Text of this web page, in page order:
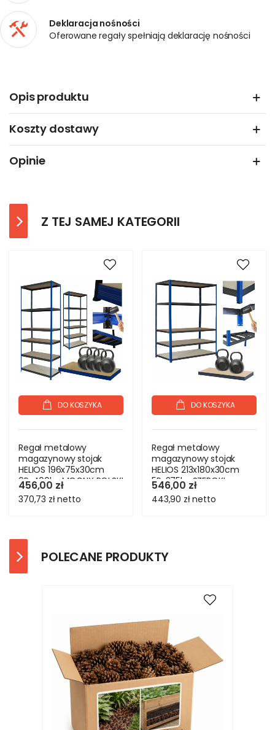
Deklaracja nośności
Oferowane regały spełniają deklarację nośności
Opis produktu
Koszty dostawy
Opinie
Z TEJ SAMEJ KATEGORII
DO KOSZYKA
Regał metalowy
magazynowy stojak
HELIOS 196x75x30cm
6Px400kg MOCNY POLSKI
456,00 zł
370,73 złnetto
DO KOSZYKA
Regał metalowy
magazynowy stojak
HELIOS 213x180x30cm
5Px275kg SZEROKI
MOCNY
546,00 zł
443,90 złnetto
POLECANE PRODUKTY